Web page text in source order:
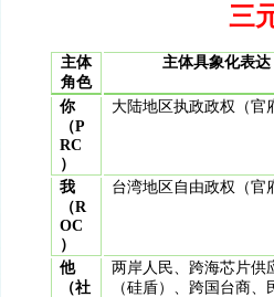
三
主体
角色
主体具象化表达
你
（P
RC
）
大陆地区执政政权（官
我
（R
OC
）
台湾地区自由政权（官
他
（社
两岸人民、跨海芯片供
（硅盾）、跨国台商、